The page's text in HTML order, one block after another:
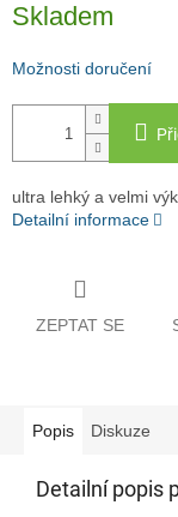
cena:
Skladem
Možnosti doručení
ultra lehký a velmi
Detailní informace
ZEPTAT SE
Popis Diskuze
Detailní popis